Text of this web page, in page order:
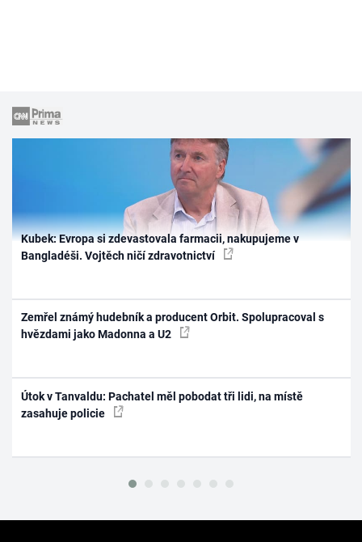
Kubek: Evropa si zdevastovala farmacii, nakupujeme v
Bangladéši. Vojtěch ničí zdravotnictví
Zemřel známý hudebník a producent Orbit. Spolupracoval s
hvězdami jako Madonna a U2
Útok v Tanvaldu: Pachatel měl pobodat tři lidi, na místě
zasahuje policie